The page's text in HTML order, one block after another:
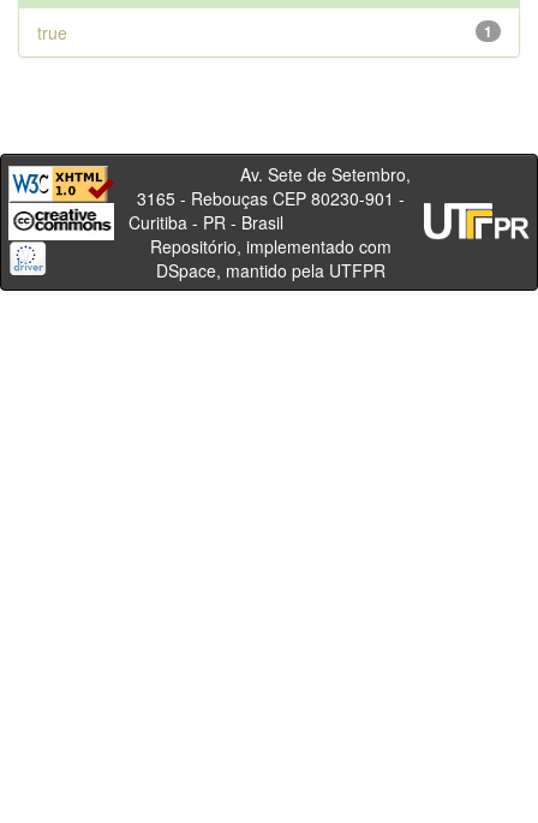
1
true
Av. Sete de Setembro,
3165 - Rebouças CEP 80230-901 -
Curitiba - PR - Brasil
Repositório, implementado com
DSpace, mantido pela UTFPR